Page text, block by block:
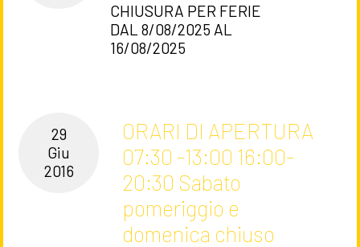
CHIUSURA PER FERIE
DAL 8/08/2025 AL
16/08/2025
29
Giu
2016
ORARI DI APERTURA
07:30 -13:00 16:00-
20:30 Sabato
pomeriggio e
domenica chiuso